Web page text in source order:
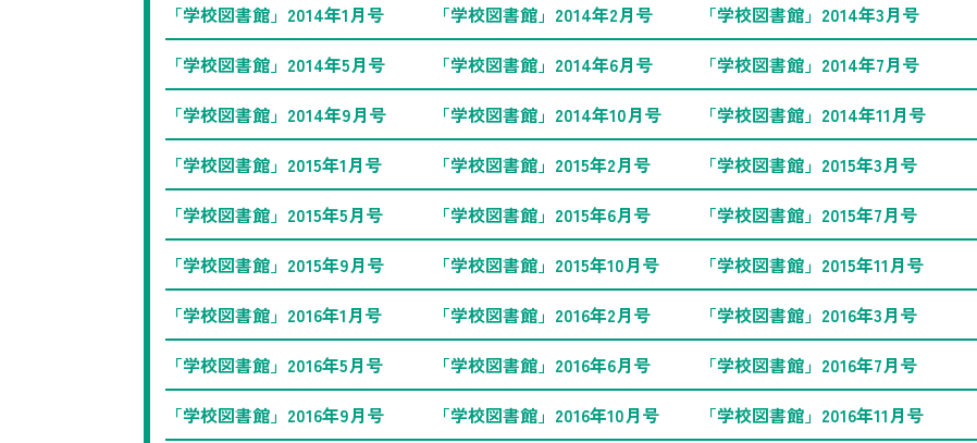
「学校図書館」2014年1月号
「学校図書館」2014年2月号 「学校図書館」2014年3月号
「学校図書館」2014年5月号
「学校図書館」2014年6月号 「学校図書館」2014年7月号
「学校図書館」2014年9月号
「学校図書館」2014年10月号 「学校図書館」2014年11月号
「学校図書館」2015年1月号
「学校図書館」2015年2月号 「学校図書館」2015年3月号
「学校図書館」2015年5月号
「学校図書館」2015年6月号 「学校図書館」2015年7月号
「学校図書館」2015年9月号
「学校図書館」2015年10月号 「学校図書館」2015年11月号
「学校図書館」2016年1月号
「学校図書館」2016年2月号 「学校図書館」2016年3月号
「学校図書館」2016年5月号
「学校図書館」2016年6月号 「学校図書館」2016年7月号
「学校図書館」2016年9月号
「学校図書館」2016年10月号 「学校図書館」2016年11月号